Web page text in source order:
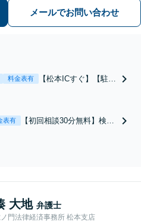
のお子さんとの交渉可」
メールでお問い合わせ
料金表有
【松本ICすぐ】【駐車
気を心掛けています。
表有
【初回相談30分無料】検事
疎遠になっている相続人や
【松本ICすぐ】【駐車場あ
り】話しやすい雰囲気の事
大地 弁護士
ノ門法律経済事務所 松本支店